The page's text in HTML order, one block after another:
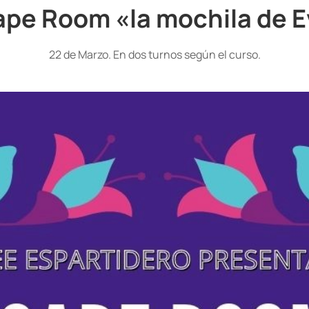
Room «la mochila de
22 de Marzo. En dos turnos según el curso.